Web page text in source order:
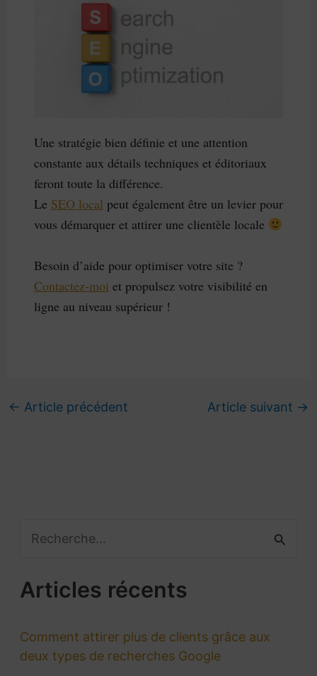
Une stratégie bien définie et une attention
constante aux détails techniques et éditoriaux
feront toute la différence.
Le SEO local peut également être un levier pour
vous démarquer et attirer une clientèle locale
Besoin d’aide pour optimiser votre site ?
Contactez-moi et propulsez votre visibilité en
ligne au niveau supérieur !
← Article précédent Article suivant →
c
e
Articles récents
Comment attirer plus de clients grâce aux
deux types de recherches Google